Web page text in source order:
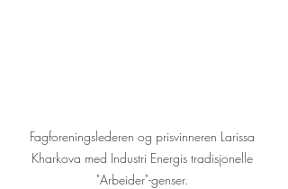
Fagforeningslederen og prisvinneren Larissa
Kharkova med Industri Energis tradisjonelle
"Arbeider"-genser.